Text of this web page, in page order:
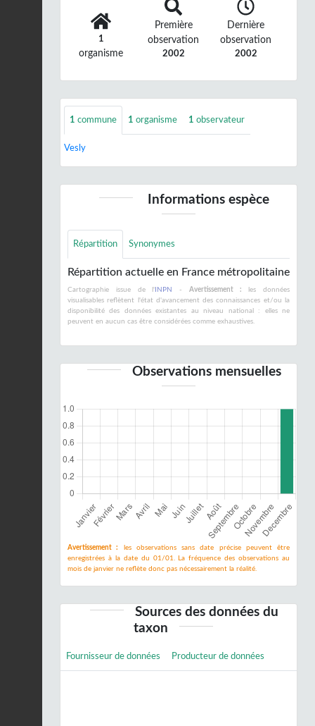
1
organisme
Première
observation
2002
Dernière
observation
2002
1 commune 1 organisme 1 observateur
Vesly
Informations espèce
Répartition Synonymes
Répartition actuelle en France métropolitaine
Cartographie issue de l' INPN - Avertissement : les données
visualisables reflètent l'état d'avancement des connaissances et/ou la
disponibilité des données existantes au niveau national : elles ne
peuvent en aucun cas être considérées comme exhaustives.
Observations mensuelles
Avertissement :
les observations sans date précise peuvent être
enregistrées à la date du 01/01. La fréquence des observations au
mois de janvier ne reflète donc pas nécessairement la réalité.
Sources des données du
taxon
Fournisseur de données Producteur de données